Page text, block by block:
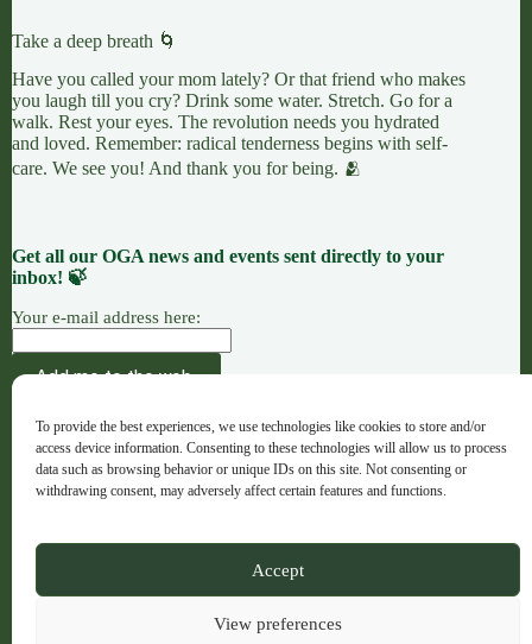
To provide the best experiences, we use technologies like cookies to store and/or
access device information. Consenting to these technologies will allow us to process
data such as browsing behavior or unique IDs on this site. Not consenting or
withdrawing consent, may adversely affect certain features and functions.
Accept
View preferences
Take a deep breath 🌀
Have you called your mom lately? Or that friend who makes
you laugh till you cry? Drink some water. Stretch. Go for a
walk. Rest your eyes. The revolution needs you hydrated
and loved. Remember: radical tenderness begins with self-
care. We see you! And thank you for being. 🫂
Get all our OGA news and events sent directly to your
inbox! 🍃
Your e-mail address here:
OGA · Opportunities for Grassroots Action –
Português
A global majority project hub · Registered NGO in Spain ·
Artwork Credit: Indigenous Brazilian Artist Juliana Gomes,